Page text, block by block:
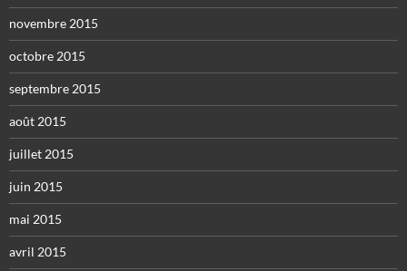
novembre 2015
octobre 2015
septembre 2015
août 2015
juillet 2015
juin 2015
mai 2015
avril 2015